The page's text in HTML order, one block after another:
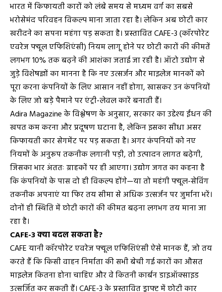
भारत में किफायती कारों को लंबे समय से मध्यम वर्ग का सबसे
भरोसेमंद परिवहन विकल्प माना जाता रहा है। लेकिन अब छोटी कार
खरीदने का सपना महंगा पड़ सकता है। प्रस्तावित CAFE-3 (कॉरपोरेट
एवरेज फ्यूल एफिशिएंसी) नियम लागू होने पर छोटी कारों की कीमतें
लगभग 10% तक बढ़ने की आशंका जताई जा रही है। ऑटो उद्योग से
जुड़े विशेषज्ञों का मानना है कि नए उत्सर्जन और माइलेज मानकों को
पूरा करना कंपनियों के लिए आसान नहीं होगा, खासकर उन कंपनियों
के लिए जो बड़े पैमाने पर एंट्री-लेवल कारें बनाती हैं।
Adira Magazine के विश्लेषण के अनुसार, सरकार का उद्देश्य ईंधन की
खपत कम करना और प्रदूषण घटाना है, लेकिन इसका सीधा असर
किफायती कार सेगमेंट पर पड़ सकता है। अगर कंपनियों को नए
नियमों के अनुरूप तकनीक लगानी पड़ी, तो उत्पादन लागत बढ़ेगी,
जिसका भार अंततः ग्राहकों पर ही आएगा। उद्योग जगत का कहना है
कि कंपनियों के पास दो ही विकल्प होंगे—या तो महंगी फ्यूल-सेविंग
तकनीक अपनाएं या फिर तय सीमा से अधिक उत्सर्जन पर जुर्माना भरें।
दोनों ही स्थिति में छोटी कारों की कीमत बढ़ना लगभग तय माना जा
रहा है।
CAFE-3 क्या बदल सकता है?
CAFE यानी कॉरपोरेट एवरेज फ्यूल एफिशिएंसी ऐसे मानक हैं, जो तय
करते हैं कि किसी वाहन निर्माता की सभी बेची गई कारों का औसत
माइलेज कितना होना चाहिए और वे कितनी कार्बन डाइऑक्साइड
उत्सर्जित कर सकती हैं। CAFE-3 के प्रस्तावित ड्राफ्ट में छोटी कार